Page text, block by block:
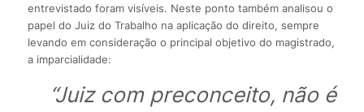
entrevistado foram visíveis. Neste ponto também analisou o
papel do Juiz do Trabalho na aplicação do direito, sempre
levando em consideração o principal objetivo do magistrado,
a imparcialidade:
“Juiz com preconceito, não é